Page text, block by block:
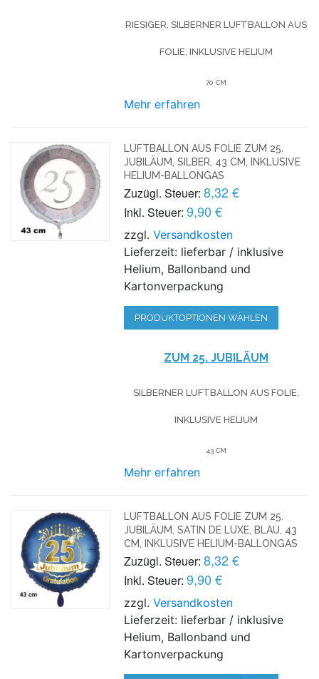
RIESIGER, SILBERNER LUFTBALLON AUS
FOLIE, INKLUSIVE HELIUM
70 CM
Mehr erfahren
LUFTBALLON AUS FOLIE ZUM 25.
JUBILÄUM, SILBER, 43 CM, INKLUSIVE
HELIUM-BALLONGAS
Zuzügl. Steuer: 8,32 €
Inkl. Steuer: 9,90 €
zzgl.Versandkosten
Lieferzeit: lieferbar / inklusive
Helium, Ballonband und
Kartonverpackung
PRODUKTOPTIONEN WÄHLEN
ZUM 25. JUBILÄUM
SILBERNER LUFTBALLON AUS FOLIE,
INKLUSIVE HELIUM
43 CM
Mehr erfahren
LUFTBALLON AUS FOLIE ZUM 25.
JUBILÄUM, SATIN DE LUXE, BLAU, 43
CM, INKLUSIVE HELIUM-BALLONGAS
Zuzügl. Steuer: 8,32 €
Inkl. Steuer: 9,90 €
zzgl.Versandkosten
Lieferzeit: lieferbar / inklusive
Helium, Ballonband und
Kartonverpackung